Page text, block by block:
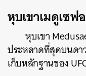
หุบเขาเมดูเซฟ
หุบเขา
ประหลาดที่สุดบนดา
เก็บหลักฐานของ